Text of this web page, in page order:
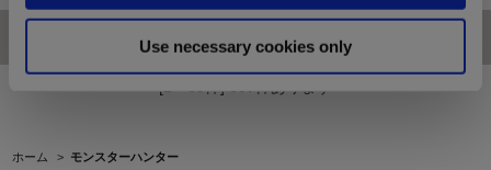
Use necessary cookies only
ホーム > モンスターハンター